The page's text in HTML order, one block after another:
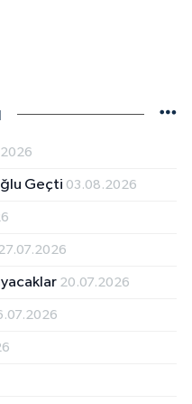
Geçti 03.08.2026
20.07.2026